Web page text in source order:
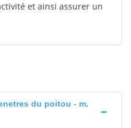
et ainsi assurer un
du poitou - m.